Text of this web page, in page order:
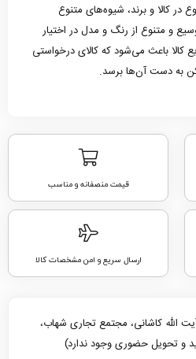
در کالا و برند، شیوه‌های متنوع
و متنوع از رنگ و مدل در اختیار
کالا باعث می‌شود که کالای درخواستی
به دست آن‌ها برسد.
قیمت منصفانه و مناسب
ارسال سریع و امن مشخصات کالا
الله کاشانی، مجتمع تجاری شهاب،